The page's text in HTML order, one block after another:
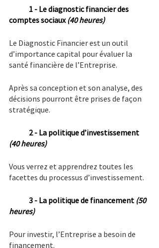
1 - Le diagnostic financier des
comptes sociaux (40 heures)
Le Diagnostic Financier est un outil
d’importance capital pour évaluer la
santé financière de l’Entreprise.
Après sa conception et son analyse, des
décisions pourront être prises de façon
stratégique.
2 - La politique d’investissement
(40 heures)
Vous verrez et apprendrez toutes les
facettes du processus d’investissement.
3 - La politique de financement (50
heures)
Pour investir, l’Entreprise a besoin de
financement.